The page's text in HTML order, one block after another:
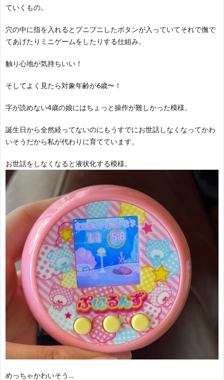
ていくもの。
穴の中に指を入れるとプニプニしたボタンが入っていてそれで撫で
てあげたりミニゲームをしたりする仕組み。
触り心地が気持ちいい！
そしてよく見たら対象年齢が6歳〜！
字が読めない4歳の娘にはちょっと操作が難しかった模様。
誕生日から全然経ってないのにもうすでにお世話しなくなってかわ
いそうだから私が代わりに育てています。
お世話をしなくなると液状化する模様。
めっちゃかわいそう…